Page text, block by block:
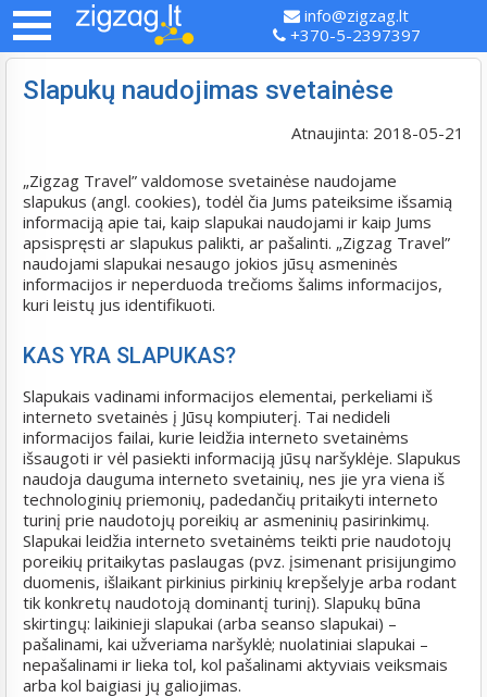
info@zigzag.lt
+370-5-2397397
Slapukų naudojimas svetainėse
Atnaujinta: 2018-05-21
„Zigzag Travel” valdomose svetainėse naudojame
slapukus (angl. cookies), todėl čia Jums pateiksime išsamią
informaciją apie tai, kaip slapukai naudojami ir kaip Jums
apsispręsti ar slapukus palikti, ar pašalinti. „Zigzag Travel”
naudojami slapukai nesaugo jokios jūsų asmeninės
informacijos ir neperduoda trečioms šalims informacijos,
kuri leistų jus identifikuoti.
KAS YRA SLAPUKAS?
Slapukais vadinami informacijos elementai, perkeliami iš
interneto svetainės į Jūsų kompiuterį. Tai nedideli
informacijos failai, kurie leidžia interneto svetainėms
išsaugoti ir vėl pasiekti informaciją jūsų naršyklėje. Slapukus
naudoja dauguma interneto svetainių, nes jie yra viena iš
technologinių priemonių, padedančių pritaikyti interneto
turinį prie naudotojų poreikių ar asmeninių pasirinkimų.
Slapukai leidžia interneto svetainėms teikti prie naudotojų
poreikių pritaikytas paslaugas (pvz. įsimenant prisijungimo
duomenis, išlaikant pirkinius pirkinių krepšelyje arba rodant
tik konkretų naudotoją dominantį turinį). Slapukų būna
skirtingų: laikinieji slapukai (arba seanso slapukai) –
pašalinami, kai užveriama naršyklė; nuolatiniai slapukai –
nepašalinami ir lieka tol, kol pašalinami aktyviais veiksmais
arba kol baigiasi jų galiojimas.